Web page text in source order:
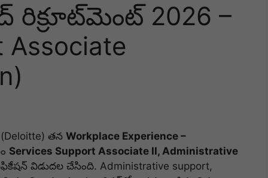
2026 –
Associate
తన Workplace Experience –
Services Support Associate II, Administrative
విడుదల చేసింది. Administrative support,